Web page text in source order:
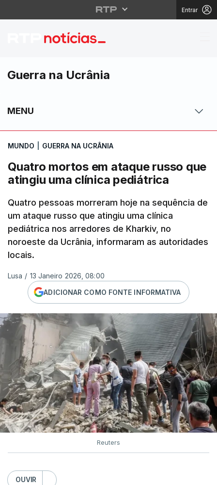
Entrar
Quatro mortos em
Guerra na Ucrânia
MENU
MUNDO GUERRA NA UCRÂNIA
Quatro mortos em ataque russo que
atingiu uma clínica pediátrica
Quatro pessoas morreram hoje na sequência de
um ataque russo que atingiu uma clínica
pediátrica nos arredores de Kharkiv, no
noroeste da Ucrânia, informaram as autoridades
locais.
Lusa / 13 Janeiro 2026, 08:00
ADICIONAR COMO FONTE INFORMATIVA
Reuters
OUVIR